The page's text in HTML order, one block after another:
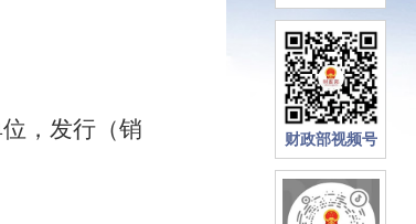
财政部视频号
，发行（销